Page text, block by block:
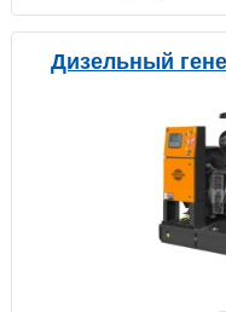
Дизельный